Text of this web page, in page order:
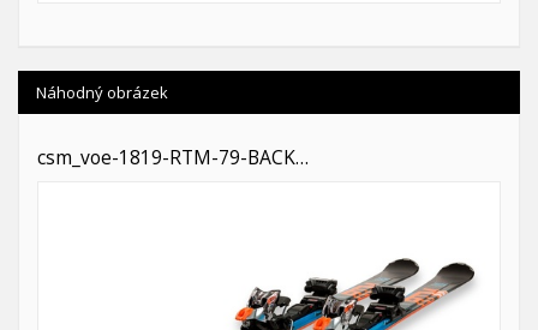
Náhodný obrázek
csm_voe-1819-RTM-79-BACK…